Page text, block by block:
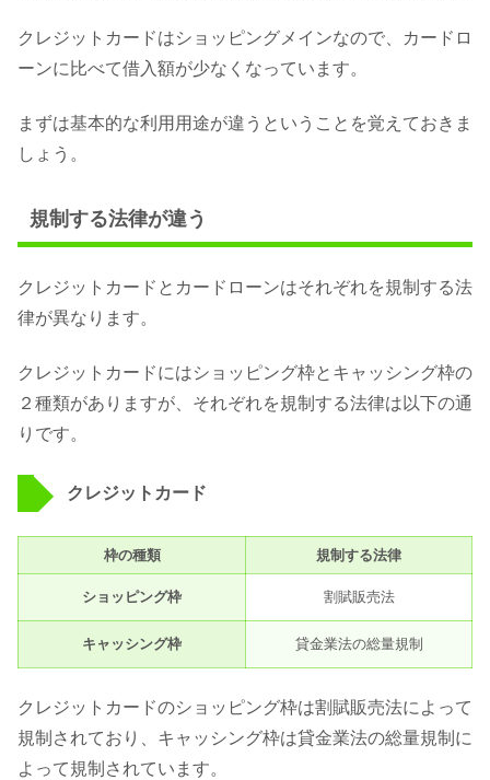
クレジットカードはショッピングメインなので、カードロ
ーンに比べて借入額が少なくなっています。
まずは基本的な利用用途が違うということを覚えておきま
しょう。
規制する法律が違う
クレジットカードとカードローンはそれぞれを規制する法
律が異なります。
クレジットカードにはショッピング枠とキャッシング枠の
２種類がありますが、それぞれを規制する法律は以下の通
りです。
クレジットカード
枠の種類 規制する法律
ショッピング枠 割賦販売法
キャッシング枠 貸金業法の総量規制
クレジットカードのショッピング枠は割賦販売法によって
規制されており、キャッシング枠は貸金業法の総量規制に
よって規制されています。